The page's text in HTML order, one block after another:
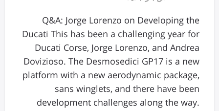
Q&A: Jorge Lorenzo on Developing the
Ducati This has been a challenging year for
Ducati Corse, Jorge Lorenzo, and Andrea
Dovizioso. The Desmosedici GP17 is a new
platform with a new aerodynamic package,
sans winglets, and there have been
development challenges along the way.